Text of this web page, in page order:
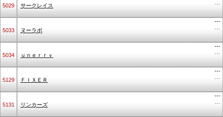
5029 サークレイス
---
5033 ヌーラボ
---
---
5034 ｕｎｅｒｒｙ
---
---
5129 ＦＩＸＥＲ
---
---
5131 リンカーズ
---
---